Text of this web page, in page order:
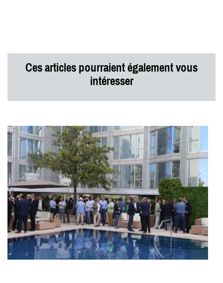
Ces articles pourraient également vous
intéresser